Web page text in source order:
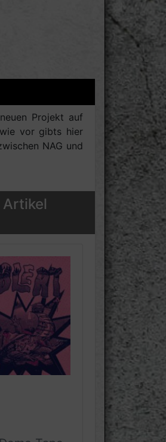
Projekt auf
vor gibts hier
NAG und